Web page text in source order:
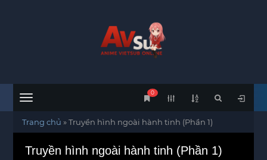
Menu
0
Trang chủ »Truyền hình ngoài hành tinh (Phần 1)
Truyền hình ngoài hành tinh (Phần 1)